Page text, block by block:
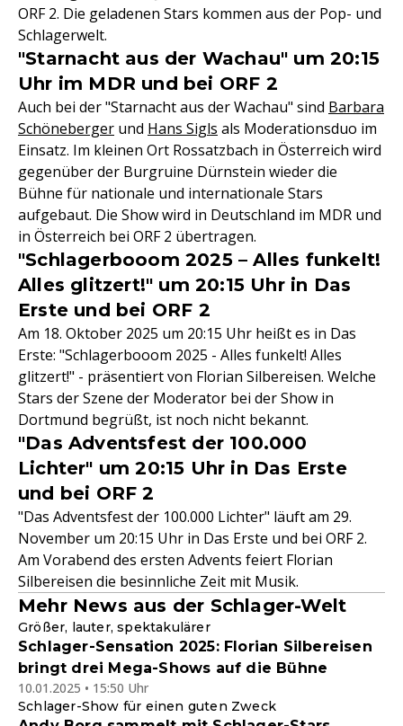
ORF 2. Die geladenen Stars kommen aus der Pop- und
Schlagerwelt.
"Starnacht aus der Wachau" um 20:15
Uhr im MDR und bei ORF 2
Auch bei der "Starnacht aus der Wachau" sind Barbara
Schöneberger und Hans Sigls als Moderationsduo im
Einsatz. Im kleinen Ort Rossatzbach in Österreich wird
gegenüber der Burgruine Dürnstein wieder die
Bühne für nationale und internationale Stars
aufgebaut. Die Show wird in Deutschland im MDR und
in Österreich bei ORF 2 übertragen.
"Schlagerbooom 2025 – Alles funkelt!
Alles glitzert!" um 20:15 Uhr in Das
Erste und bei ORF 2
Am 18. Oktober 2025 um 20:15 Uhr heißt es in Das
Erste: "Schlagerbooom 2025 - Alles funkelt! Alles
glitzert!" - präsentiert von Florian Silbereisen. Welche
Stars der Szene der Moderator bei der Show in
Dortmund begrüßt, ist noch nicht bekannt.
"Das Adventsfest der 100.000
Lichter" um 20:15 Uhr in Das Erste
und bei ORF 2
"Das Adventsfest der 100.000 Lichter" läuft am 29.
November um 20:15 Uhr in Das Erste und bei ORF 2.
Am Vorabend des ersten Advents feiert Florian
Silbereisen die besinnliche Zeit mit Musik.
Mehr News aus der Schlager-Welt
Größer, lauter, spektakulärer
Schlager-Sensation 2025: Florian Silbereisen
bringt drei Mega-Shows auf die Bühne
10.01.2025 • 15:50 Uhr
Schlager-Show für einen guten Zweck